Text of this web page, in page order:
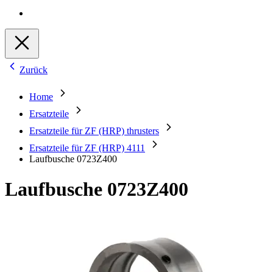
Zurück
Home
Ersatzteile
Ersatzteile für ZF (HRP) thrusters
Ersatzteile für ZF (HRP) 4111
Laufbusche 0723Z400
Laufbusche 0723Z400